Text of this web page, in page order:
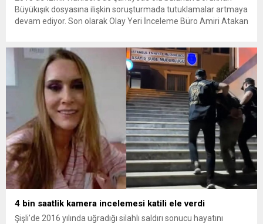
Büyükışık dosyasına ilişkin soruşturmada tutuklamalar artmaya
devam ediyor. Son olarak Olay Yeri İnceleme Büro Amiri Atakan
bulunan Dorukhan Büyükışık’a ilişkin yeniden açılan
soruşturmada tutuklamalar genişliyor. Son olarak dönemin...
4 bin saatlik kamera incelemesi katili ele verdi
Şişli’de 2016 yılında uğradığı silahlı saldırı sonucu hayatını